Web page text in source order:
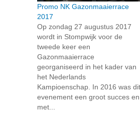
Promo NK Gazonmaaierrace
2017
Op zondag 27 augustus 2017
wordt in Stompwijk voor de
tweede keer een
Gazonmaaierrace
georganiseerd in het kader van
het Nederlands
Kampioenschap. In 2016 was dit
evenement een groot succes en
met...